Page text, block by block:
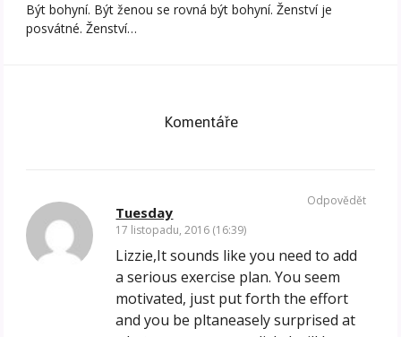
Být bohyní. Být ženou se rovná být bohyní. Ženství je
posvátné. Ženství…
Komentáře
Tuesday
17 listopadu, 2016 (16:39)
Lizzie,It sounds like you need to add
a serious exercise plan. You seem
motivated, just put forth the effort
and you be pltaneasely surprised at
Odpovědět